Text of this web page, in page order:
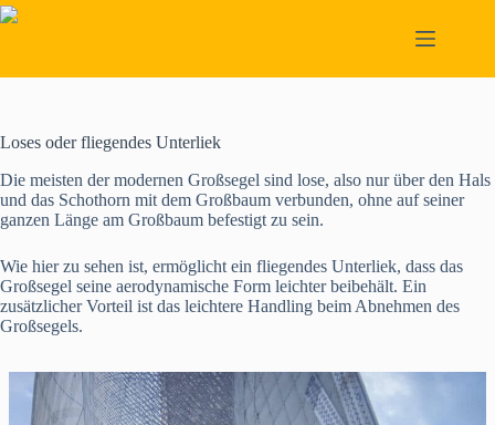
Skip
to
Loses oder fliegendes Unterliek
Die meisten der modernen Großsegel sind lose, also nur über den Hals
und das Schothorn mit dem Großbaum verbunden, ohne auf seiner
ganzen Länge am Großbaum befestigt zu sein.
Wie hier zu sehen ist, ermöglicht ein fliegendes Unterliek, dass das
Großsegel seine aerodynamische Form leichter beibehält. Ein
zusätzlicher Vorteil ist das leichtere Handling beim Abnehmen des
Großsegels.